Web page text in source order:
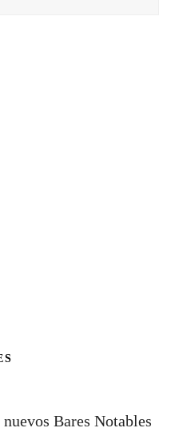
Bares Notables